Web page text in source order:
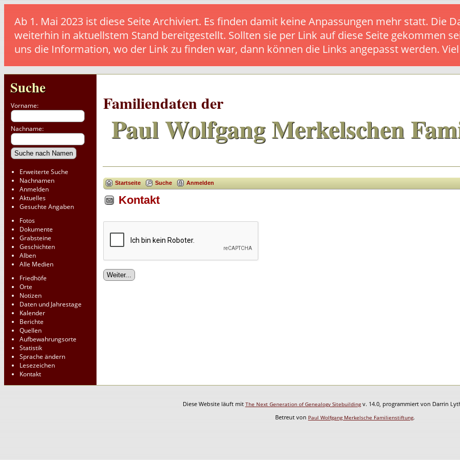
Ab 1. Mai 2023 ist diese Seite Archiviert. Es finden damit keine Anpassungen mehr statt. Die
weiterhin in aktuellstem Stand bereitgestellt. Sollten sie per Link auf diese Seite gekommen
uns die Information, wo der Link zu finden war, dann können die Links angepasst werden.
Suche
Vorname:
Nachname:
Erweiterte Suche
Nachnamen
Anmelden
Aktuelles
Gesuchte Angaben
Fotos
Dokumente
Grabsteine
Geschichten
Alben
Alle Medien
Friedhöfe
Orte
Notizen
Daten und Jahrestage
Kalender
Berichte
Quellen
Aufbewahrungsorte
Statistik
Sprache ändern
Lesezeichen
Kontakt
Familiendaten der
Paul Wolfgang Merkelschen
Startseite Suche Anmelden
Kontakt
Diese Website läuft mitThe Next Generation of Genealogy Sitebuildingv. 14.0, programmiert von Darrin
Betreut vonPaul Wolfgang Merkelsche Familienstiftung.